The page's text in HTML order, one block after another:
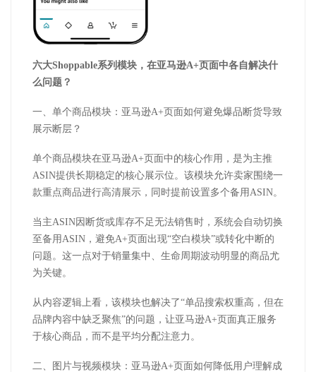
六大Shoppable系列模块，在亚马逊A+页面中各自解决什
么问题？
一、单个商品模块：亚马逊A+页面如何避免爆品断货导致
展示断层？
单个商品模块在亚马逊A+页面中的核心作用，是为主推
ASIN提供长期稳定的核心展示位。该模块允许卖家围绕一
款重点商品进行高清展示，同时提前设置多个备用ASIN。
当主ASIN因断货或库存不足无法销售时，系统会自动切换
至备用ASIN，避免A+页面出现“空白模块”或转化中断的
问题。这一点对于销量集中、生命周期波动明显的商品尤
为关键。
从内容逻辑上看，该模块也解决了“单品搜索权重高，但在
品牌内容中缺乏聚焦”的问题，让亚马逊A+页面真正服务
于核心商品，而不是平均分配注意力。
二、图片与视频模块：亚马逊A+页面如何降低用户理解成